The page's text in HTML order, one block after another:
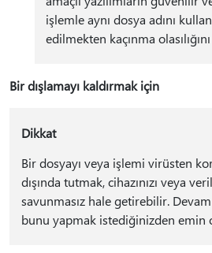
işlemle aynı dosya adını
edilmekten kaçınma
Bir dışlamayı kaldırmak için
Dikkat
Bir dosyayı veya işlemi virüsten
dışında tutmak, cihazınızı veya
savunmasız hale getirebilir.
bunu yapmak istediğinizden emin